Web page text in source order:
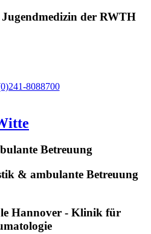
der RWTH
8088700
Betreuung
& ambulante Betreuung
Hannover - Klinik für